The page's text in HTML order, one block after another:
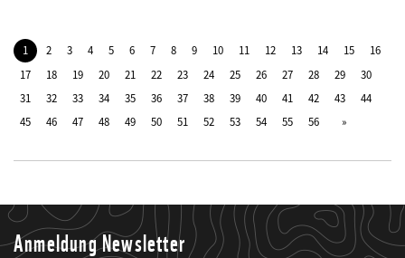
1 2 3 4 5 6 7 8 9 10 11 12 13 14 15
16
17
18 19 20 21 22 23 24 25 26 27 28 29
30
31
32 33 34 35 36 37 38 39 40 41 42 43
44
45
46 47 48 49 50 51 52 53 54 55 56
Anmeldung Newsletter